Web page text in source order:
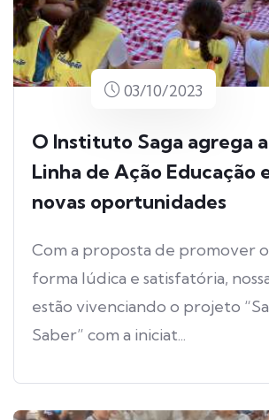
03/10/2023
O Instituto Saga agrega
Linha de Ação Educação
novas oportunidades
Com a proposta de promover
forma lúdica e satisfatória,
estão vivenciando o projeto
Saber” com a iniciat...